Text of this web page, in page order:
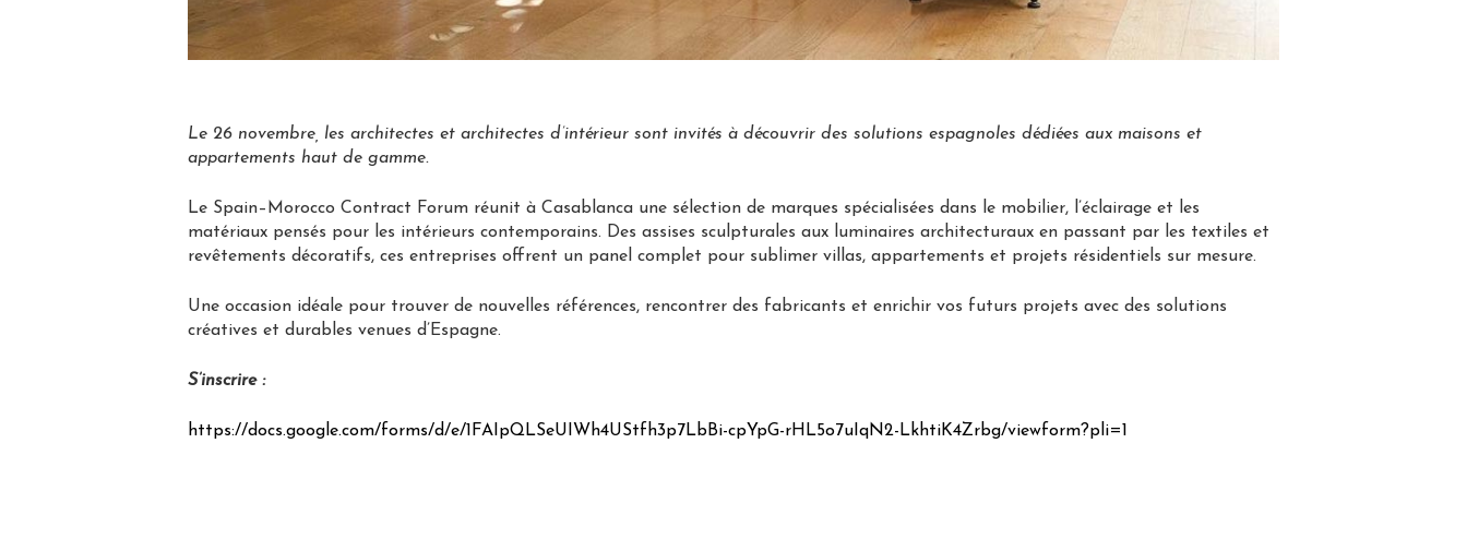
Le 26 novembre, les architectes et architectes d’intérieur sont invités à découvrir des solutions espagnoles dédiées aux maisons et
appartements haut de gamme.
Le Spain–Morocco Contract Forum réunit à Casablanca une sélection de marques spécialisées dans le mobilier, l’éclairage et les
matériaux pensés pour les intérieurs contemporains. Des assises sculpturales aux luminaires architecturaux en passant par les textiles et
revêtements décoratifs, ces entreprises offrent un panel complet pour sublimer villas, appartements et projets résidentiels sur mesure.
Une occasion idéale pour trouver de nouvelles références, rencontrer des fabricants et enrichir vos futurs projets avec des solutions
créatives et durables venues d’Espagne.
S’inscrire :
https://docs.google.com/forms/d/e/1FAIpQLSeUIWh4UStfh3p7LbBi-cpYpG-rHL5o7uIqN2-LkhtiK4Zrbg/viewform?pli=1